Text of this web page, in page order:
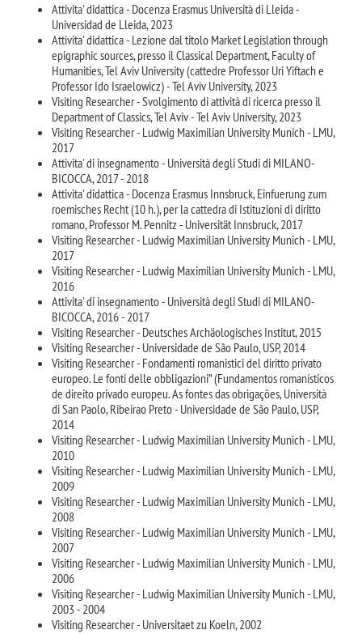
Attivita' didattica - Docenza Erasmus Università di Lleida -
Universidad de Lleida, 2023
Attivita' didattica - Lezione dal titolo Market Legislation through
epigraphic sources, presso il Classical Department, Faculty of
Humanities, Tel Aviv University (cattedre Professor Uri Yiftach e
Professor Ido Israelowicz) - Tel Aviv University, 2023
Visiting Researcher - Svolgimento di attività di ricerca presso il
Department of Classics, Tel Aviv - Tel Aviv University, 2023
Visiting Researcher - Ludwig Maximilian University Munich - LMU,
2017
Attivita' di insegnamento - Università degli Studi di MILANO-
BICOCCA, 2017 - 2018
Attivita' didattica - Docenza Erasmus Innsbruck, Einfuerung zum
roemisches Recht (10 h.), per la cattedra di Istituzioni di diritto
romano, Professor M. Pennitz - Universität Innsbruck, 2017
Visiting Researcher - Ludwig Maximilian University Munich - LMU,
2017
Visiting Researcher - Ludwig Maximilian University Munich - LMU,
2016
Attivita' di insegnamento - Università degli Studi di MILANO-
BICOCCA, 2016 - 2017
Visiting Researcher - Deutsches Archäologisches Institut, 2015
Visiting Researcher - Universidade de São Paulo, USP, 2014
Visiting Researcher - Fondamenti romanistici del diritto privato
europeo. Le fonti delle obbligazioni” (Fundamentos romanísticos
de direito privado europeu. As fontes das obrigações, Università
di San Paolo, Ribeirao Preto - Universidade de São Paulo, USP,
2014
Visiting Researcher - Ludwig Maximilian University Munich - LMU,
2010
Visiting Researcher - Ludwig Maximilian University Munich - LMU,
2009
Visiting Researcher - Ludwig Maximilian University Munich - LMU,
2008
Visiting Researcher - Ludwig Maximilian University Munich - LMU,
2007
Visiting Researcher - Ludwig Maximilian University Munich - LMU,
2006
Visiting Researcher - Ludwig Maximilian University Munich - LMU,
2003 - 2004
Visiting Researcher - Universitaet zu Koeln, 2002